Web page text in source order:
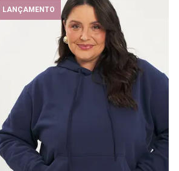
LANÇAMENTO